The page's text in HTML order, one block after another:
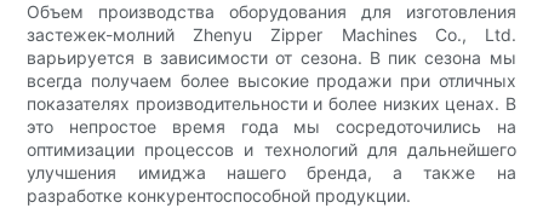
Объем производства оборудования для изготовления
застежек-молний Zhenyu Zipper Machines Co., Ltd.
варьируется в зависимости от сезона. В пик сезона мы
всегда получаем более высокие продажи при отличных
показателях производительности и более низких ценах. В
это непростое время года мы сосредоточились на
оптимизации процессов и технологий для дальнейшего
улучшения имиджа нашего бренда, а также на
разработке конкурентоспособной продукции.